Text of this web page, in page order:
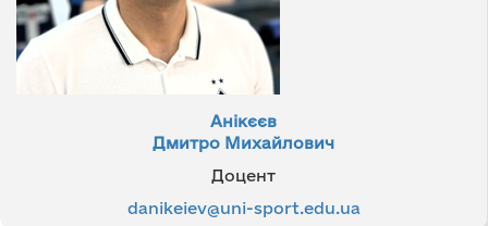
Анікєєв
Дмитро Михайлович
Доцент
danikeiev@uni-sport.edu.ua